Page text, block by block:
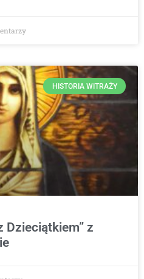
HISTORIA WITRAŻY
Dzieciątkiem” z